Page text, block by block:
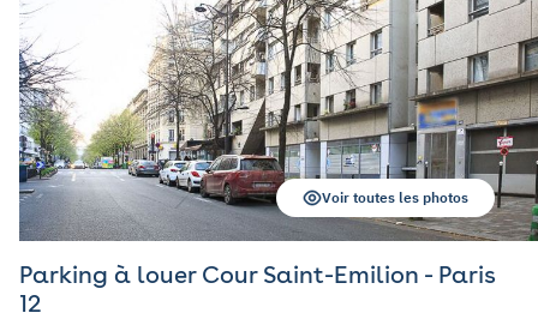
Parking à louer Cour Saint-Emilion - Paris
12
Voir toutes les photos